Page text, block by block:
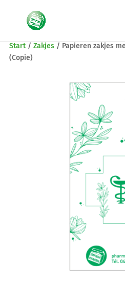
Start / Zakjes / Papieren zakjes
(Copie)